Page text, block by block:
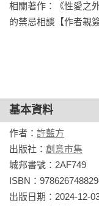
相關著作：《性愛之
的禁忌相談【作者親
基本資料
作者： 許藍方
出版社： 創意市集
城邦書號：2AF749
ISBN：
出版日期：2024-12-